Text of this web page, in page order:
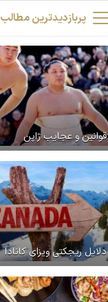
پربازدیدترین مطالب
قوانین و عجایب ژاپن
دلایل ریجکتی ویزای کانادا